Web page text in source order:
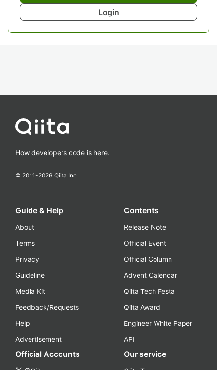
Login
How developers code is here.
© 2011-2026 Qiita Inc.
Guide & Help
About
Terms
Privacy
Guideline
Media Kit
Feedback/Requests
Help
Advertisement
Contents
Release Note
Official Event
Official Column
Advent Calendar
Qiita Tech Festa
Qiita Award
Engineer White Paper
API
Official Accounts Our service